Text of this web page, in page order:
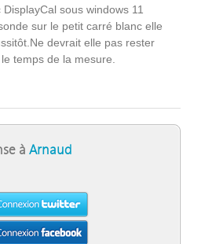
sous windows 11
sur le petit carré blanc elle
devrait elle pas rester
temps de la mesure.
à Arnaud